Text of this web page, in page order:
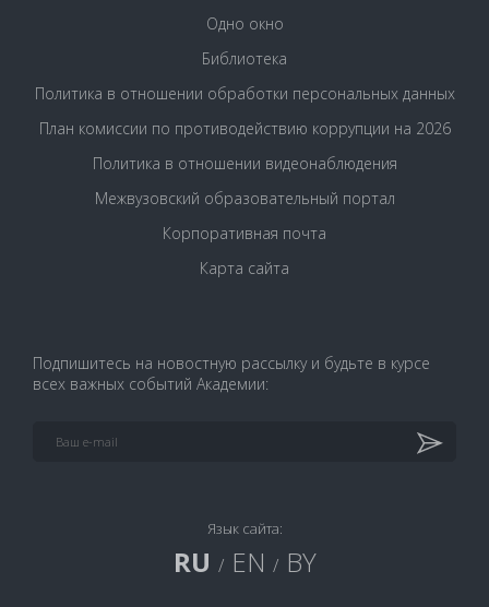
Одно окно
Библиотека
Политика в отношении обработки персональных данных
План комиссии по противодействию коррупции на 2026
Политика в отношении видеонаблюдения
Межвузовский образовательный портал
Корпоративная почта
Карта сайта
Подпишитесь на новостную рассылку и будьте в курсе
всех важных событий Академии:
Язык сайта:
RU / EN / BY